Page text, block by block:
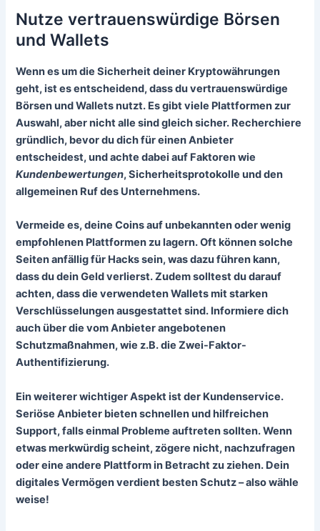
Nutze vertrauenswürdige Börsen
und Wallets
Wenn es um die Sicherheit deiner Kryptowährungen
geht, ist es entscheidend, dass duvertrauenswürdige
Börsenund Wallets nutzt. Es gibt viele Plattformen zur
Auswahl, aber nicht alle sind gleich sicher. Recherchiere
gründlich, bevor du dich für einen Anbieter
entscheidest, und achte dabei auf Faktoren wie
Kundenbewertungen, Sicherheitsprotokolle und den
allgemeinen Ruf des Unternehmens.
Vermeide es, deine Coins auf unbekannten oder wenig
empfohlenen Plattformen zu lagern. Oft können solche
Seiten anfällig für Hacks sein, was dazu führen kann,
dass du dein Geld verlierst. Zudem solltest du darauf
achten, dass die verwendeten Wallets mit starken
Verschlüsselungen ausgestattet sind. Informiere dich
auch über die vom Anbieter angebotenen
Schutzmaßnahmen, wie z.B. die Zwei-Faktor-
Authentifizierung.
Ein weiterer wichtiger Aspekt ist der Kundenservice.
Seriöse Anbieter bieten schnellen und hilfreichen
Support, falls einmal Probleme auftreten sollten. Wenn
etwas merkwürdig scheint, zögere nicht, nachzufragen
oder eine andere Plattform in Betracht zu ziehen. Dein
digitales Vermögen verdient besten Schutz – also wähle
weise!